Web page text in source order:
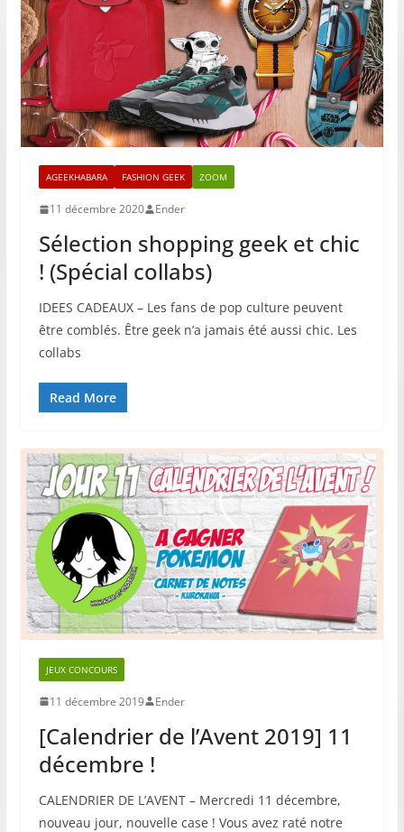
AGEEKHABARA FASHION GEEK ZOOM
11 décembre 2020 Ender
Sélection shopping geek et chic
! (Spécial collabs)
IDEES CADEAUX – Les fans de pop culture peuvent
être comblés. Être geek n’a jamais été aussi chic. Les
collabs
Read More
JEUX CONCOURS
11 décembre 2019 Ender
[Calendrier de l’Avent 2019] 11
décembre !
CALENDRIER DE L’AVENT – Mercredi 11 décembre,
nouveau jour, nouvelle case ! Vous avez raté notre